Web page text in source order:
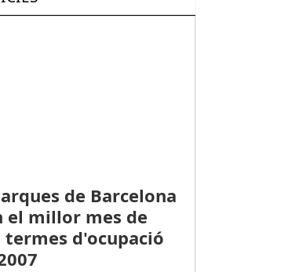
de Barcelona
el millor mes de
d'ocupació